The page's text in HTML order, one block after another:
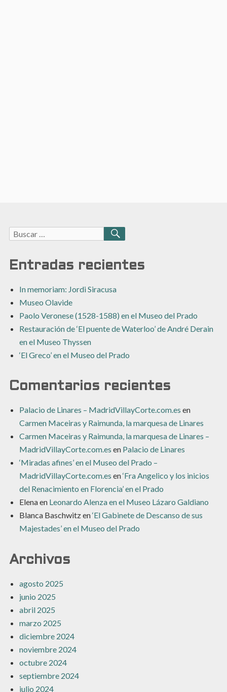
Buscar:
BUSCAR
Entradas recientes
In memoriam: Jordi Siracusa
Museo Olavide
Paolo Veronese (1528-1588) en el Museo del Prado
Restauración de ‘El puente de Waterloo’ de André Derain
en el Museo Thyssen
‘El Greco’ en el Museo del Prado
Comentarios recientes
Palacio de Linares – MadridVillayCorte.com.es en
Carmen Maceiras y Raimunda, la marquesa de Linares
Carmen Maceiras y Raimunda, la marquesa de Linares –
MadridVillayCorte.com.es en Palacio de Linares
‘Miradas afines’ en el Museo del Prado –
MadridVillayCorte.com.es en‘Fra Angelico y los inicios
del Renacimiento en Florencia’ en el Prado
Elenaen Leonardo Alenza en el Museo Lázaro Galdiano
Blanca Baschwitzen‘El Gabinete de Descanso de sus
Majestades’ en el Museo del Prado
Archivos
agosto 2025
junio 2025
abril 2025
marzo 2025
diciembre 2024
noviembre 2024
octubre 2024
septiembre 2024
julio 2024